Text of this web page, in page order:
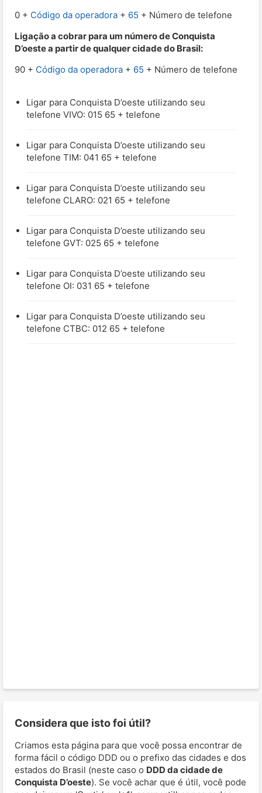
0 + Código da operadora + 65 + Número de telefone
Ligação a cobrar para um número de Conquista
D’oeste a partir de qualquer cidade do Brasil:
90 + Código da operadora + 65 + Número de telefone
Ligar para Conquista D’oeste utilizando seu
telefone VIVO: 015 65 + telefone
Ligar para Conquista D’oeste utilizando seu
telefone TIM: 041 65 + telefone
Ligar para Conquista D’oeste utilizando seu
telefone CLARO: 021 65 + telefone
Ligar para Conquista D’oeste utilizando seu
telefone GVT: 025 65 + telefone
Ligar para Conquista D’oeste utilizando seu
telefone OI: 031 65 + telefone
Ligar para Conquista D’oeste utilizando seu
telefone CTBC: 012 65 + telefone
Considera que isto foi útil?
Criamos esta página para que você possa encontrar de
forma fácil o código DDD ou o prefixo das cidades e dos
estados do Brasil (neste caso o DDD da cidade de
Conquista D’oeste). Se você achar que é útil, você pode